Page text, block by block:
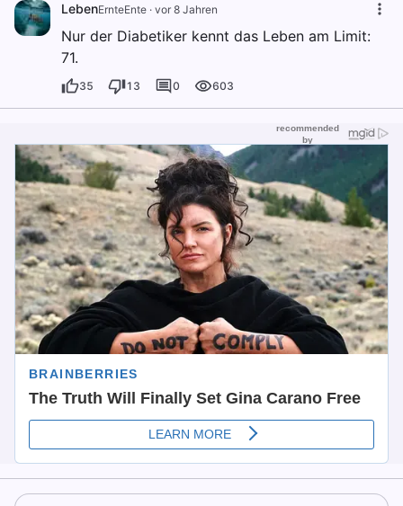
LebenErnteEnte · vor 8 Jahren
Nur der Diabetiker kennt das Leben am Limit:
71.
35 13 0 603